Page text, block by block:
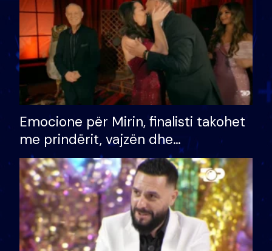
Emocione për Mirin, finalisti takohet
me prindërit, vajzën dhe
bashkëshorten: S’kemi ndonjë letër
divorci apo jo?